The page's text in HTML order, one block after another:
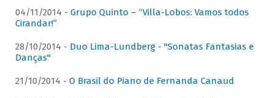
04/11/2014 - Grupo Quinto – “Villa-Lobos: Vamos todos
Cirandar!”
28/10/2014 - Duo Lima-Lundberg - "Sonatas Fantasias e
Danças"
21/10/2014 - O Brasil do Piano de Fernanda Canaud